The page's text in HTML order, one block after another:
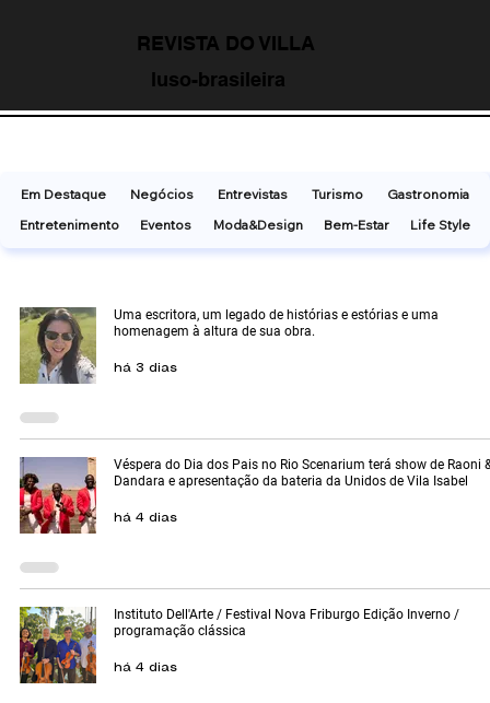
REVISTA DO VILLA
luso-brasileira
Uma escritora, um legado de histórias e estórias e uma
homenagem à altura de sua obra.
há 3 dias
Véspera do Dia dos Pais no Rio Scenarium terá show de Raoni
Dandara e apresentação da bateria da Unidos de Vila Isabel
há 4 dias
Instituto Dell'Arte / Festival Nova Friburgo Edição Inverno /
programação clássica
há 4 dias
Em Destaque Negócios Entrevistas Turismo
Gastronomia
Entretenimento
Eventos Moda&Design Bem-Estar Life Style